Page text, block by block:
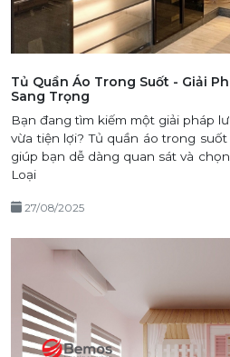
Tủ Quần Áo Trong Suốt - Giải
Sang Trọng
Bạn đang tìm kiếm một giải pháp
vừa tiện lợi? Tủ quần áo trong
giúp bạn dễ dàng quan sát và
Loại
27/08/2025